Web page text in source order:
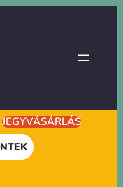
JEGYVÁSÁRLÁS